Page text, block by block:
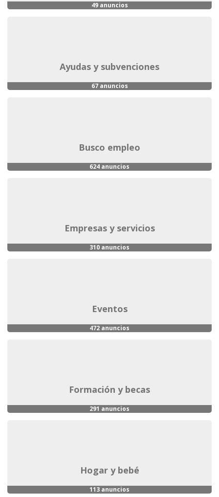
49 anuncios
ayudas y subvenciones
67 anuncios
busco empleo
624 anuncios
empresas y servicios
310 anuncios
eventos
472 anuncios
formación y becas
291 anuncios
hogar y bebé
113 anuncios